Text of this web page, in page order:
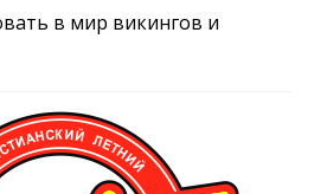
в мир викингов и